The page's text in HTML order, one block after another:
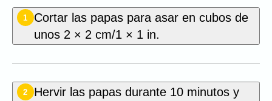
1
Cortar las papas para asar en cubos de
unos 2 × 2 cm/1 × 1 in.
2
Hervir las papas durante 10 minutos y